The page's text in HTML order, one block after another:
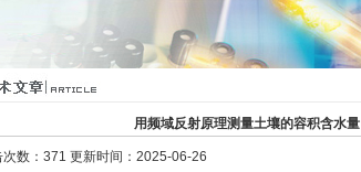
用频域反射原理测量土壤的容积含水量
次数：371 更新时间：2025-06-26